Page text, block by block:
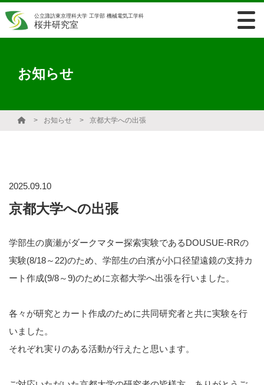
公立諏訪東京理科大学 工学部 機械電気工学科
桜井研究室
お知らせ
お知らせ 京都大学への出張
2025.09.10
京都大学への出張
学部生の廣瀬がダークマター探索実験であるDOUSUE-RRの
実験(8/18～22)のため、学部生の白濱が小口径望遠鏡の支持カ
ート作成(9/8～9)のために京都大学へ出張を行いました。
各々が研究とカート作成のために共同研究者と共に実験を行
いました。
それぞれ実りのある活動が行えたと思います。